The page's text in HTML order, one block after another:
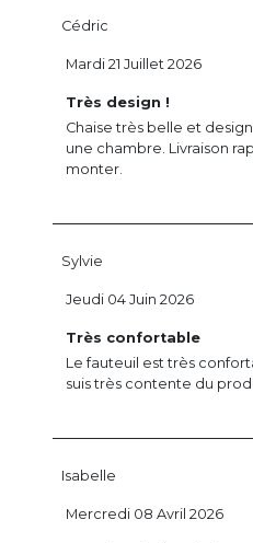
Cédric
Très design !
Chaise très belle et
une chambre. Livraison
monter.
Mardi 21 Juillet 2026
Sylvie
Très confortable
Le fauteuil est très
suis très contente du
Jeudi 04 Juin 2026
Isabelle
Mercredi 08 Avril 2026